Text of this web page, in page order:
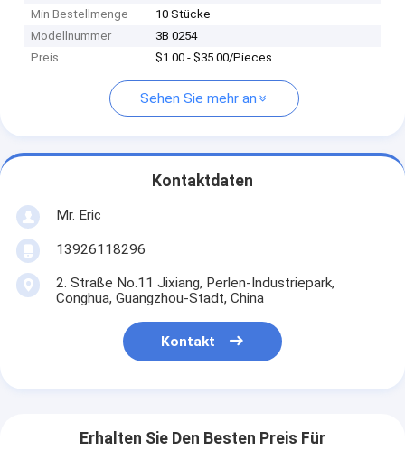
Min Bestellmenge
10 Stücke
Modellnummer
3B 0254
Preis
$1.00 - $35.00/Pieces
Sehen Sie mehr an
Kontaktdaten
Mr. Eric
13926118296
2. Straße No.11 Jixiang, Perlen-Industriepark,
Conghua, Guangzhou-Stadt, China
Kontakt
Erhalten Sie Den Besten Preis Für